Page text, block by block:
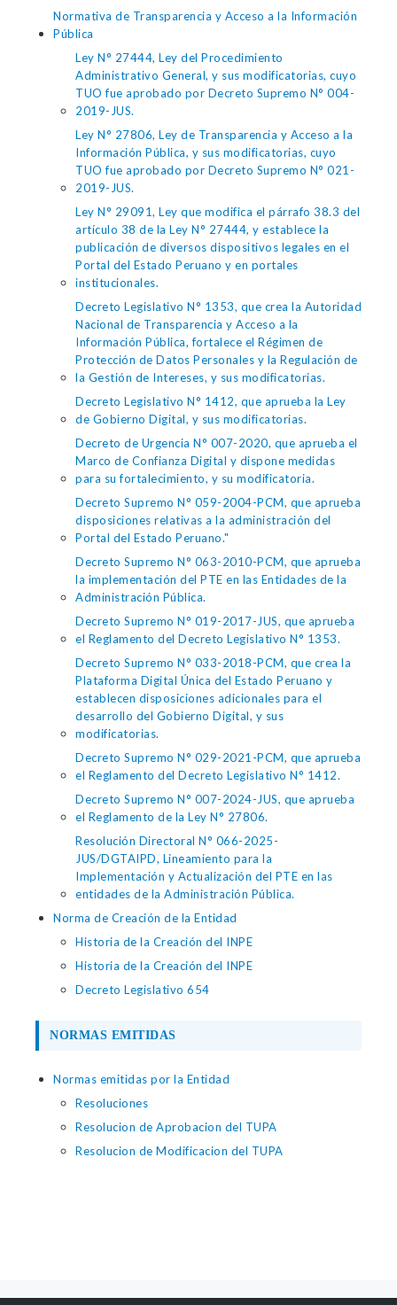
Normativa de Transparencia y Acceso a la Información
Pública
Ley N° 27444, Ley del Procedimiento
Administrativo General, y sus modificatorias, cuyo
TUO fue aprobado por Decreto Supremo N° 004-
2019-JUS.
Ley N° 27806, Ley de Transparencia y Acceso a la
Información Pública, y sus modificatorias, cuyo
TUO fue aprobado por Decreto Supremo N° 021-
2019-JUS.
Ley N° 29091, Ley que modifica el párrafo 38.3 del
artículo 38 de la Ley N° 27444, y establece la
publicación de diversos dispositivos legales en el
Portal del Estado Peruano y en portales
institucionales.
Decreto Legislativo N° 1353, que crea la Autoridad
Nacional de Transparencia y Acceso a la
Información Pública, fortalece el Régimen de
Protección de Datos Personales y la Regulación de
la Gestión de Intereses, y sus modificatorias.
Decreto Legislativo N° 1412, que aprueba la Ley
de Gobierno Digital, y sus modificatorias.
Decreto de Urgencia N° 007-2020, que aprueba el
Marco de Confianza Digital y dispone medidas
para su fortalecimiento, y su modificatoria.
Decreto Supremo N° 059-2004-PCM, que aprueba
disposiciones relativas a la administración del
Portal del Estado Peruano."
Decreto Supremo N° 063-2010-PCM, que aprueba
la implementación del PTE en las Entidades de la
Administración Pública.
Decreto Supremo N° 019-2017-JUS, que aprueba
el Reglamento del Decreto Legislativo N° 1353.
Decreto Supremo N° 033-2018-PCM, que crea la
Plataforma Digital Única del Estado Peruano y
establecen disposiciones adicionales para el
desarrollo del Gobierno Digital, y sus
modificatorias.
Decreto Supremo N° 029-2021-PCM, que aprueba
el Reglamento del Decreto Legislativo N° 1412.
Decreto Supremo N° 007-2024-JUS, que aprueba
el Reglamento de la Ley N° 27806.
Resolución Directoral N° 066-2025-
JUS/DGTAIPD, Lineamiento para la
Implementación y Actualización del PTE en las
entidades de la Administración Pública.
Norma de Creación de la Entidad
Historia de la Creación del INPE
Historia de la Creación del INPE
Decreto Legislativo 654
NORMAS EMITIDAS
Normas emitidas por la Entidad
Resoluciones
Resolucion de Aprobacion del TUPA
Resolucion de Modificacion del TUPA